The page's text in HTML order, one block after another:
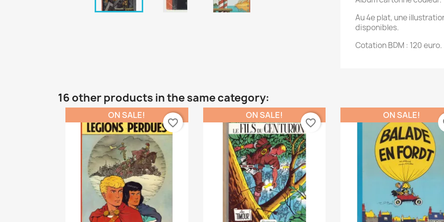
Au 4e plat, une
disponibles.
Cotation BDM : 120 euro.
16 other products in the same category:
ON SALE!
favorite_border
ON SALE!
favorite_border
ON SALE!